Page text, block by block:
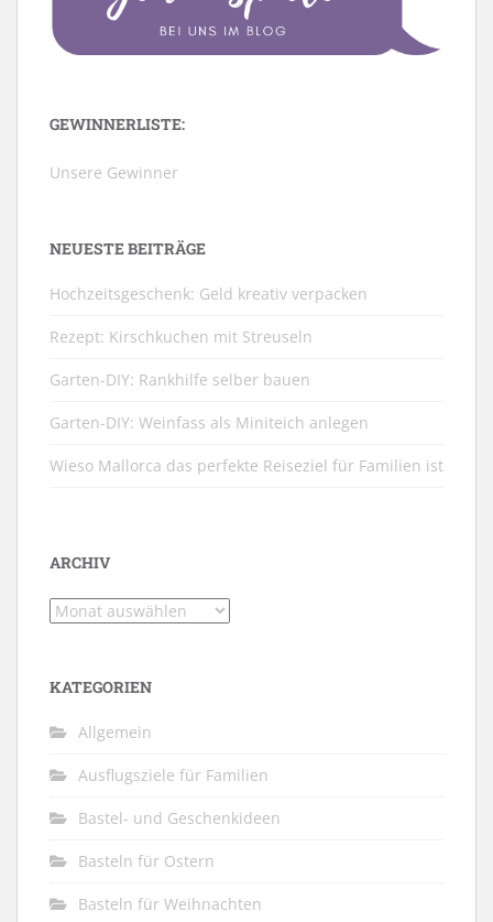
GEWINNERLISTE:
Unsere Gewinner
NEUESTE BEITRÄGE
Hochzeitsgeschenk: Geld kreativ verpacken
Rezept: Kirschkuchen mit Streuseln
Garten-DIY: Rankhilfe selber bauen
Garten-DIY: Weinfass als Miniteich anlegen
Wieso Mallorca das perfekte Reiseziel für Familien ist
ARCHIV
Archiv
KATEGORIEN
Allgemein
Ausflugsziele für Familien
Bastel- und Geschenkideen
Basteln für Ostern
Basteln für Weihnachten